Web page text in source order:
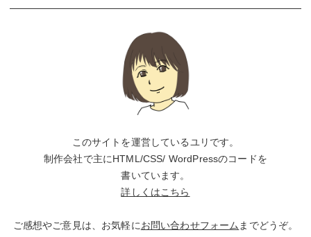
このサイトを運営しているユリです。
制作会社で主にHTML/CSS/ WordPressのコードを
書いています。
詳しくはこちら
ご感想やご意見は、お気軽にお問い合わせフォームまでどうぞ。